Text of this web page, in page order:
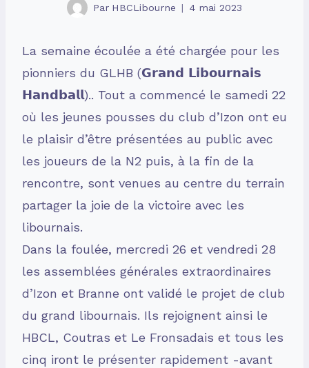
Par HBCLibourne 4 mai 2023
La semaine écoulée a été chargée pour les
pionniers du GLHB (𝗚𝗿𝗮𝗻𝗱 𝗟𝗶𝗯𝗼𝘂𝗿𝗻𝗮𝗶𝘀
𝗛𝗮𝗻𝗱𝗯𝗮𝗹𝗹).. Tout a commencé le samedi 22
où les jeunes pousses du club d’Izon ont eu
le plaisir d’être présentées au public avec
les joueurs de la N2 puis, à la fin de la
rencontre, sont venues au centre du terrain
partager la joie de la victoire avec les
libournais.
Dans la foulée, mercredi 26 et vendredi 28
les assemblées générales extraordinaires
d’Izon et Branne ont validé le projet de club
du grand libournais. Ils rejoignent ainsi le
HBCL, Coutras et Le Fronsadais et tous les
cinq iront le présenter rapidement -avant